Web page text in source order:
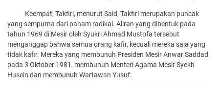
Keempat, Takfiri, menurut Said, Takfiri merupakan puncak
yang sempurna dari paham radikal. Aliran yang dibentuk pada
tahun 1969 di Mesir oleh Syukri Ahmad Mustofa tersebut
menganggap bahwa semua orang kafir, kecuali mereka saja yang
tidak kafir. Mereka yang membunuh Presiden Mesir Anwar Saddad
pada 3 Oktober 1981, membunuh Menteri Agama Mesir Syekh
Husein dan membunuh Wartawan Yusuf.